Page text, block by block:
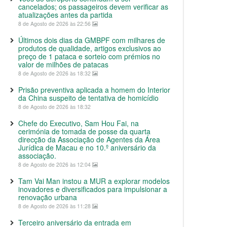
cancelados; os passageiros devem verificar as
atualizações antes da partida
8 de Agosto de 2026 às 22:56
Últimos dois dias da GMBPF com milhares de
produtos de qualidade, artigos exclusivos ao
preço de 1 pataca e sorteio com prémios no
valor de milhões de patacas
8 de Agosto de 2026 às 18:32
Prisão preventiva aplicada a homem do Interior
da China suspeito de tentativa de homicídio
8 de Agosto de 2026 às 18:32
Chefe do Executivo, Sam Hou Fai, na
cerimónia de tomada de posse da quarta
direcção da Associação de Agentes da Área
Jurídica de Macau e no 10.º aniversário da
associação.
8 de Agosto de 2026 às 12:04
Tam Vai Man instou a MUR a explorar modelos
inovadores e diversificados para impulsionar a
renovação urbana
8 de Agosto de 2026 às 11:28
Terceiro aniversário da entrada em